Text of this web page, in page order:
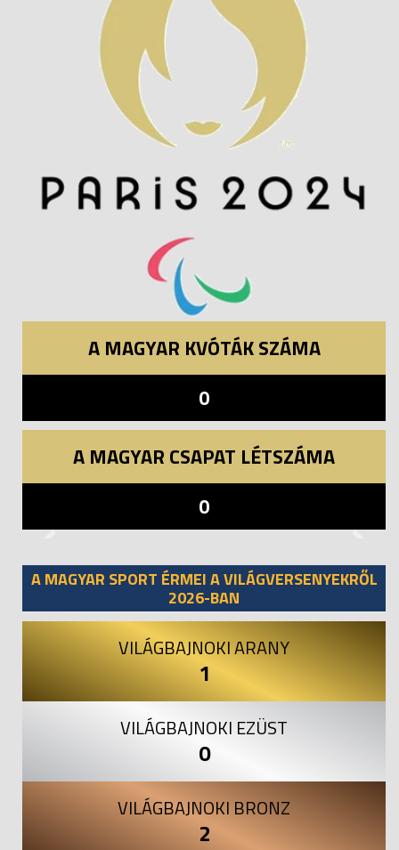
A MAGYAR KVÓTÁK SZÁMA
0
A MAGYAR CSAPAT LÉTSZÁMA
0
A MAGYAR SPORT ÉRMEI A VILÁGVERSENYEKRŐL
2026-BAN
VILÁGBAJNOKI ARANY
1
VILÁGBAJNOKI EZÜST
0
VILÁGBAJNOKI BRONZ
2